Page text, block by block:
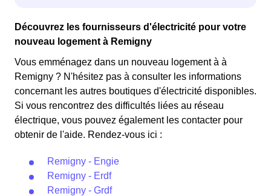
Découvrez les fournisseurs d'électricité pour votre
nouveau logement à Remigny
Vous emménagez dans un nouveau logement à à
Remigny ? N'hésitez pas à consulter les informations
concernant les autres boutiques d'électricité disponibles.
Si vous rencontrez des difficultés liées au réseau
électrique, vous pouvez également les contacter pour
obtenir de l'aide. Rendez-vous ici :
Remigny - Engie
Remigny - Erdf
Remigny - Grdf